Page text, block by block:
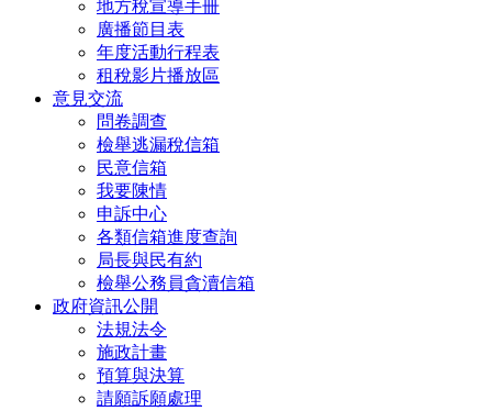
地方稅宣導手冊
廣播節目表
年度活動行程表
租稅影片播放區
意見交流
問卷調查
檢舉逃漏稅信箱
民意信箱
我要陳情
申訴中心
各類信箱進度查詢
局長與民有約
檢舉公務員貪瀆信箱
政府資訊公開
法規法令
施政計畫
預算與決算
請願訴願處理